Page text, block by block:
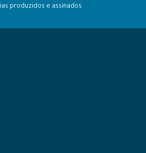
produzidos e assinados